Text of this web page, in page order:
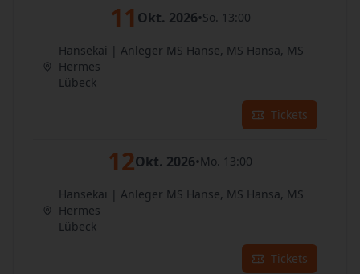
11 Okt. 2026•So. 13:00
Hansekai | Anleger MS Hanse, MS Hansa, MS
Hermes
Lübeck
Tickets
12Okt. 2026•Mo. 13:00
Hansekai | Anleger MS Hanse, MS Hansa, MS
Hermes
Lübeck
Tickets